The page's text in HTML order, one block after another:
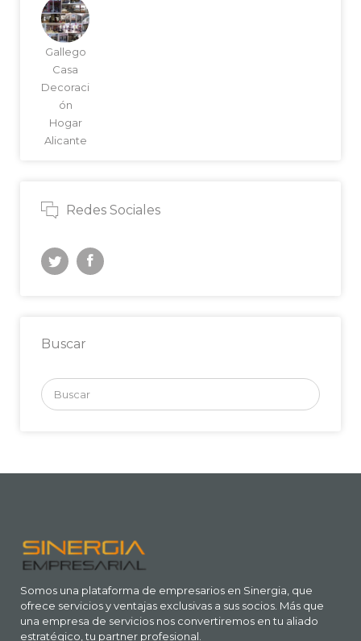
Gallego
Casa
Decoraci
ón
Hogar
Alicante
Redes Sociales
Buscar
Buscar
por:
Somos una plataforma de empresarios en Sinergia, que
ofrece servicios y ventajas exclusivas a sus socios. Más que
una empresa de servicios nos convertiremos en tu aliado
estratégico, tu partner profesional.